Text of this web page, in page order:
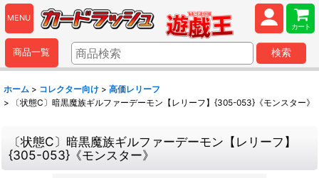
MENU
カート
商品一覧 検索
ホーム > コレクター向け > 高価レリーフ
>
〔状態C〕暗黒魔族ギルファーデーモン【レリーフ】{305-053}《モンスター》
〔状態C〕暗黒魔族ギルファーデーモン【レリーフ】
{305-053}《モンスター》